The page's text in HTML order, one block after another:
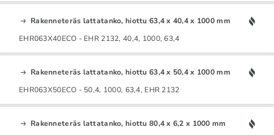
Rakenneteräs lattatanko, hiottu 63,4 x 40,4 x 1000 mm
EHR063X40ECO - EHR 2132, 40,4, 1000, 63,4
Rakenneteräs lattatanko, hiottu 63,4 x 50,4 x 1000 mm
EHR063X50ECO - 50,4, 1000, 63,4, EHR 2132
Rakenneteräs lattatanko, hiottu 80,4 x 6,2 x 1000 mm